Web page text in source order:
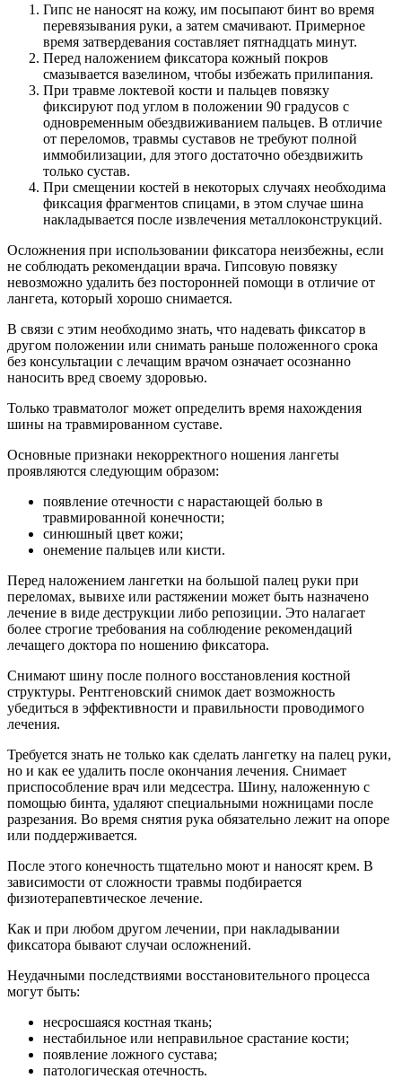
Гипс не наносят на кожу, им посыпают бинт во время
перевязывания руки, а затем смачивают. Примерное
время затвердевания составляет пятнадцать минут.
Перед наложением фиксатора кожный покров
смазывается вазелином, чтобы избежать прилипания.
При травме локтевой кости и пальцев повязку
фиксируют под углом в положении 90 градусов с
одновременным обездвиживанием пальцев. В отличие
от переломов, травмы суставов не требуют полной
иммобилизации, для этого достаточно обездвижить
только сустав.
При смещении костей в некоторых случаях необходима
фиксация фрагментов спицами, в этом случае шина
накладывается после извлечения металлоконструкций.
Осложнения при использовании фиксатора неизбежны, если
не соблюдать рекомендации врача. Гипсовую повязку
невозможно удалить без посторонней помощи в отличие от
лангета, который хорошо снимается.
В связи с этим необходимо знать, что надевать фиксатор в
другом положении или снимать раньше положенного срока
без консультации с лечащим врачом означает осознанно
наносить вред своему здоровью.
Только травматолог может определить время нахождения
шины на травмированном суставе.
Основные признаки некорректного ношения лангеты
проявляются следующим образом:
появление отечности с нарастающей болью в
травмированной конечности;
синюшный цвет кожи;
онемение пальцев или кисти.
Перед наложением лангетки на большой палец руки при
переломах, вывихе или растяжении может быть назначено
лечение в виде деструкции либо репозиции. Это налагает
более строгие требования на соблюдение рекомендаций
лечащего доктора по ношению фиксатора.
Снимают шину после полного восстановления костной
структуры. Рентгеновский снимок дает возможность
убедиться в эффективности и правильности проводимого
лечения.
Требуется знать не только как сделать лангетку на палец руки,
но и как ее удалить после окончания лечения. Снимает
приспособление врач или медсестра. Шину, наложенную с
помощью бинта, удаляют специальными ножницами после
разрезания. Во время снятия рука обязательно лежит на опоре
или поддерживается.
После этого конечность тщательно моют и наносят крем. В
зависимости от сложности травмы подбирается
физиотерапевтическое лечение.
Как и при любом другом лечении, при накладывании
фиксатора бывают случаи осложнений.
Неудачными последствиями восстановительного процесса
могут быть:
несросшаяся костная ткань;
нестабильное или неправильное срастание кости;
появление ложного сустава;
патологическая отечность.